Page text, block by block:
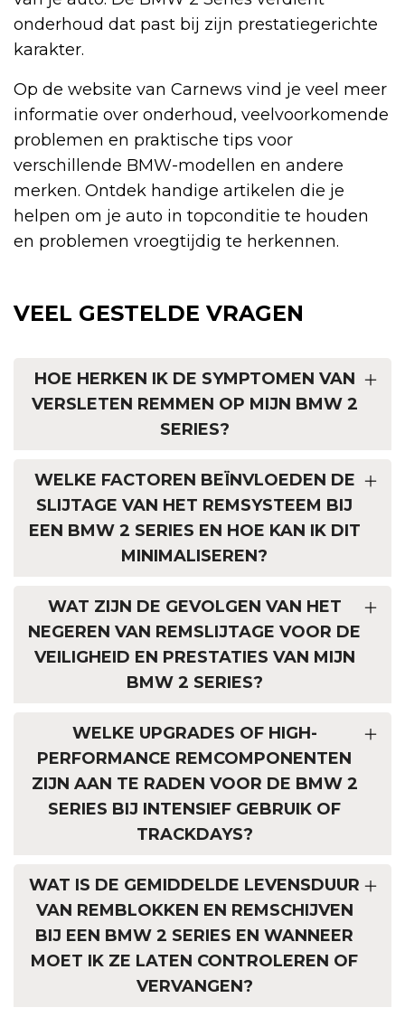
onderhoud dat past bij zijn prestatiegerichte
karakter.
Op de website van Carnews vind je veel meer
informatie over onderhoud, veelvoorkomende
problemen en praktische tips voor
verschillende BMW-modellen en andere
merken. Ontdek handige artikelen die je
helpen om je auto in topconditie te houden
en problemen vroegtijdig te herkennen.
VEEL GESTELDE VRAGEN
HOE HERKEN IK DE SYMPTOMEN VAN
VERSLETEN REMMEN OP MIJN BMW 2
SERIES?
WELKE FACTOREN BEÏNVLOEDEN DE
SLIJTAGE VAN HET REMSYSTEEM BIJ
EEN BMW 2 SERIES EN HOE KAN IK DIT
MINIMALISEREN?
WAT ZIJN DE GEVOLGEN VAN HET
NEGEREN VAN REMSLIJTAGE VOOR DE
VEILIGHEID EN PRESTATIES VAN MIJN
BMW 2 SERIES?
WELKE UPGRADES OF HIGH-
PERFORMANCE REMCOMPONENTEN
ZIJN AAN TE RADEN VOOR DE BMW 2
SERIES BIJ INTENSIEF GEBRUIK OF
TRACKDAYS?
WAT IS DE GEMIDDELDE LEVENSDUUR
VAN REMBLOKKEN EN REMSCHIJVEN
BIJ EEN BMW 2 SERIES EN WANNEER
MOET IK ZE LATEN CONTROLEREN OF
VERVANGEN?